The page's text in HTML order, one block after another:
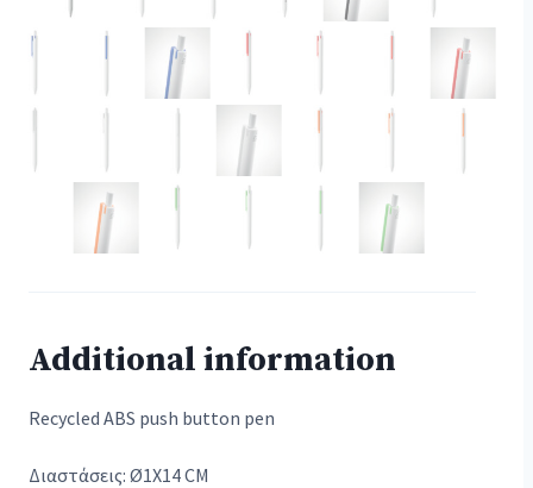
Additional information
Recycled ABS push button pen
Διαστάσεις: Ø1X14 CM